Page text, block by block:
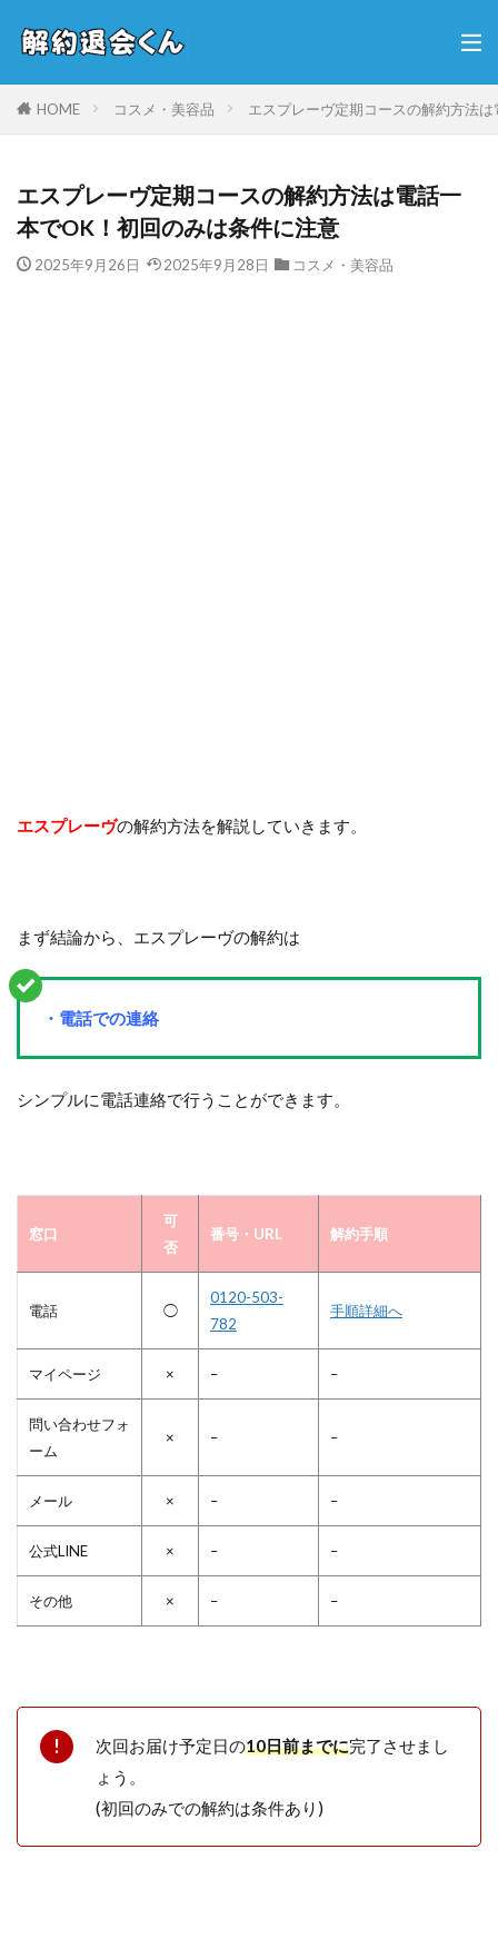
HOME コスメ・美容品 エスプレーヴ定期コースの解約方法
エスプレーヴ定期コースの解約方法は電話一
本でOK！初回のみは条件に注意
2025年9月26日 2025年9月28日 コスメ・美容品
エスプレーヴの解約方法を解説していきます。
まず結論から、エスプレーヴの解約は
・電話での連絡
シンプルに電話連絡で行うことができます。
窓口
可
否
番号・URL 解約手順
電話 ◯
0120-503-
782
手順詳細へ
マイページ × – –
問い合わせフォ
ーム
× – –
メール × – –
公式LINE × – –
その他 × – –
次回お届け予定日の10日前までに完了させまし
ょう。
(初回のみでの解約は条件あり)